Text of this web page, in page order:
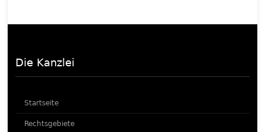
Die Kanzlei
Startseite
Rechtsgebiete